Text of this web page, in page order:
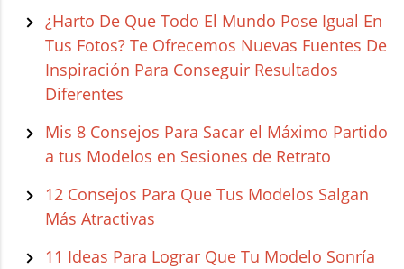
¿Harto De Que Todo El Mundo Pose Igual En
Tus Fotos? Te Ofrecemos Nuevas Fuentes De
Inspiración Para Conseguir Resultados
Diferentes
Mis 8 Consejos Para Sacar el Máximo Partido
a tus Modelos en Sesiones de Retrato
12 Consejos Para Que Tus Modelos Salgan
Más Atractivas
11 Ideas Para Lograr Que Tu Modelo Sonría